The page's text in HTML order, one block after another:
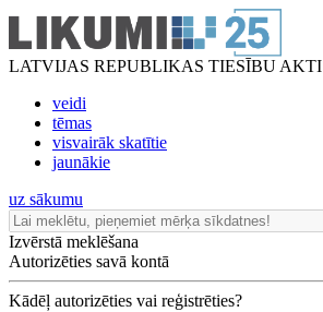
LATVIJAS REPUBLIKAS TIESĪBU AKTI
veidi
tēmas
visvairāk skatītie
jaunākie
uz sākumu
Izvērstā meklēšana
Autorizēties savā kontā
Kādēļ autorizēties vai reģistrēties?